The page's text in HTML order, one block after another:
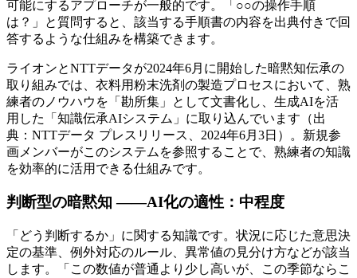
可能にするアプローチが一般的です。「○○の操作手順
は？」と質問すると、該当する手順書の内容を出典付きで回
答するような仕組みを構築できます。
ライオンとNTTデータが2024年6月に開始した暗黙知伝承の
取り組みでは、衣料用粉末洗剤の製造プロセスにおいて、熟
練者のノウハウを「勘所集」として文書化し、生成AIを活
用した「知識伝承AIシステム」に取り込んでいます（出
典：NTTデータ プレスリリース、2024年6月3日）。新規参
画メンバーがこのシステムを参照することで、熟練者の知識
を効率的に活用できる仕組みです。
判断型の暗黙知 ——AI化の適性：中程度
「どう判断するか」に関する知識です。状況に応じた意思決
定の基準、例外対応のルール、異常値の見分け方などが該当
します。「この数値が普通より少し高いが、この季節ならこ